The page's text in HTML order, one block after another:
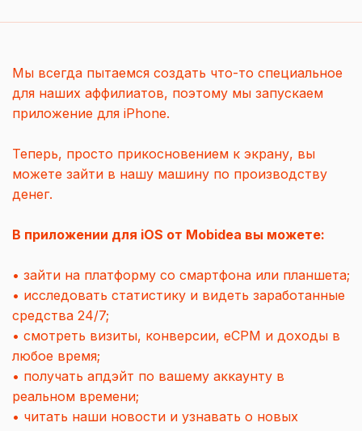
Мы всегда пытаемся создать что-то специальное
для наших аффилиатов, поэтому мы запускаем
приложение для iPhone.
Теперь, просто прикосновением к экрану, вы
можете зайти в нашу машину по производству
денег.
В приложении для iOS от Mobidea вы можете:
• зайти на платформу со смартфона или планшета;
• исследовать статистику и видеть заработанные
средства 24/7;
• смотреть визиты, конверсии, eCPM и доходы в
любое время;
• получать апдэйт по вашему аккаунту в
реальном времени;
• читать наши новости и узнавать о новых